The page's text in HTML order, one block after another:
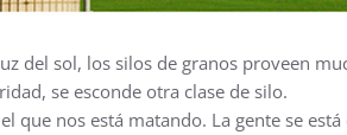
del sol, los silos de granos proveen
se esconde otra clase de silo.
que nos está matando. La gente se